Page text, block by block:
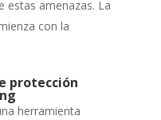
estas amenazas. La
con la
protección
herramienta